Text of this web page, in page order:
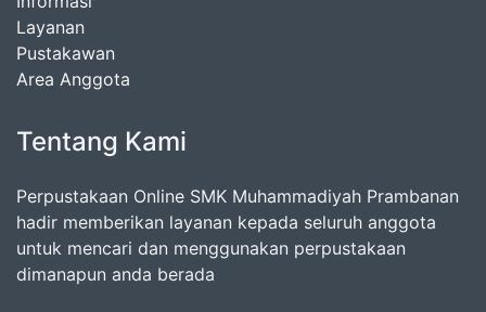
Layanan
Pustakawan
Area Anggota
Tentang Kami
Perpustakaan Online SMK Muhammadiyah Prambanan
hadir memberikan layanan kepada seluruh anggota
untuk mencari dan menggunakan perpustakaan
dimanapun anda berada